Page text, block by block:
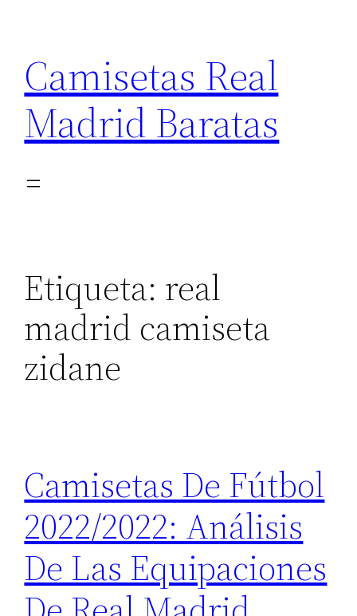
contenido
Camisetas Real
Madrid Baratas
Etiqueta: real
madrid camiseta
zidane
Camisetas De Fútbol
2022/2022: Análisis
De Las Equipaciones